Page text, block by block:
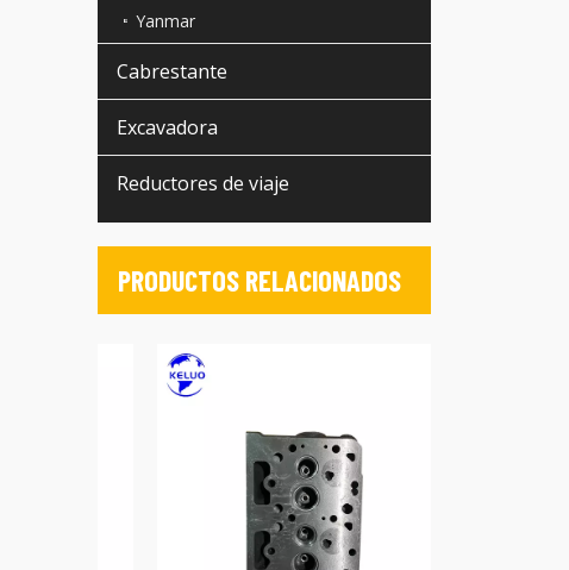
Yanmar
Cabrestante
Excavadora
Reductores de viaje
PRODUCTOS RELACIONADOS